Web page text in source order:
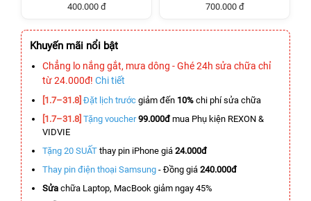
400.000 đ 700.000 đ
Khuyến mãi nổi bật
Chẳng lo nắng gắt, mưa dông - Ghé 24h sửa chữa chỉ
từ 24.000đ! Chi tiết
[1.7–31.8] Đặt lịch trước giảm đến 10% chi phí sửa chữa
[1.7–31.8] Tặng voucher 99.000đmua Phụ kiện REXON &
VIDVIE
Tặng 20 SUẤT thay pin iPhone giá 24.000đ
Thay pin điện thoại Samsung - Đồng giá 240.000đ
Sửa chữa Laptop, MacBook giảm ngay 45%